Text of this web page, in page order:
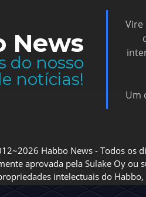
News
do nosso
notícias!
Vire
Um
Habbo News - Todos os
aprovada pela Sulake Oy ou
intelectuais do